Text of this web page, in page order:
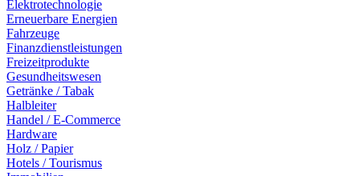
Elektrotechnologie
Erneuerbare Energien
Fahrzeuge
Finanzdienstleistungen
Freizeitprodukte
Gesundheitswesen
Getränke / Tabak
Halbleiter
Handel / E-Commerce
Hardware
Holz / Papier
Hotels / Tourismus